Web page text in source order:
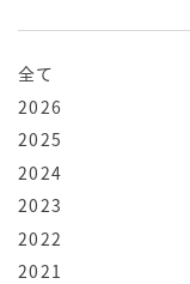
全て
2026
2025
2024
2023
2022
2021